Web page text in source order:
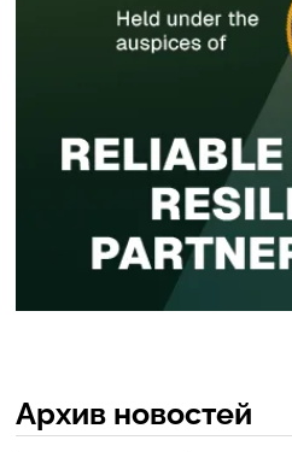
Архив новостей